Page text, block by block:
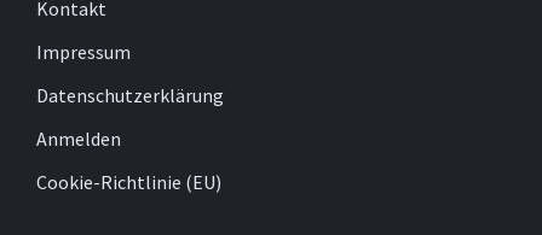
Kontakt
Impressum
Datenschutzerklärung
Anmelden
Cookie-Richtlinie (EU)